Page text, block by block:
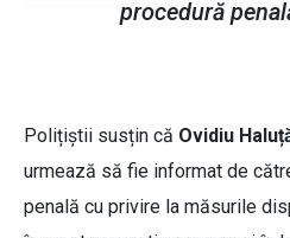
procedură
Polițiștii susțin că Ovidiu
urmează să fie informat de
penală cu privire la măsurile